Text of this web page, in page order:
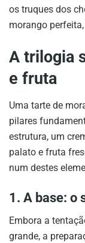
os truques dos
morango
A trilogia
e fruta
Uma tarte de
pilares
estrutura, um
palato e fruta
num destes
1. A base: o
Embora a
grande, a